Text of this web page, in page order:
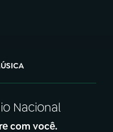
Nacional
com você.